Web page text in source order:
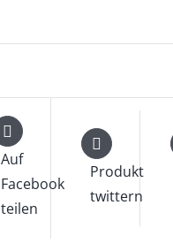
Auf
Facebook
teilen
Produkt
twittern